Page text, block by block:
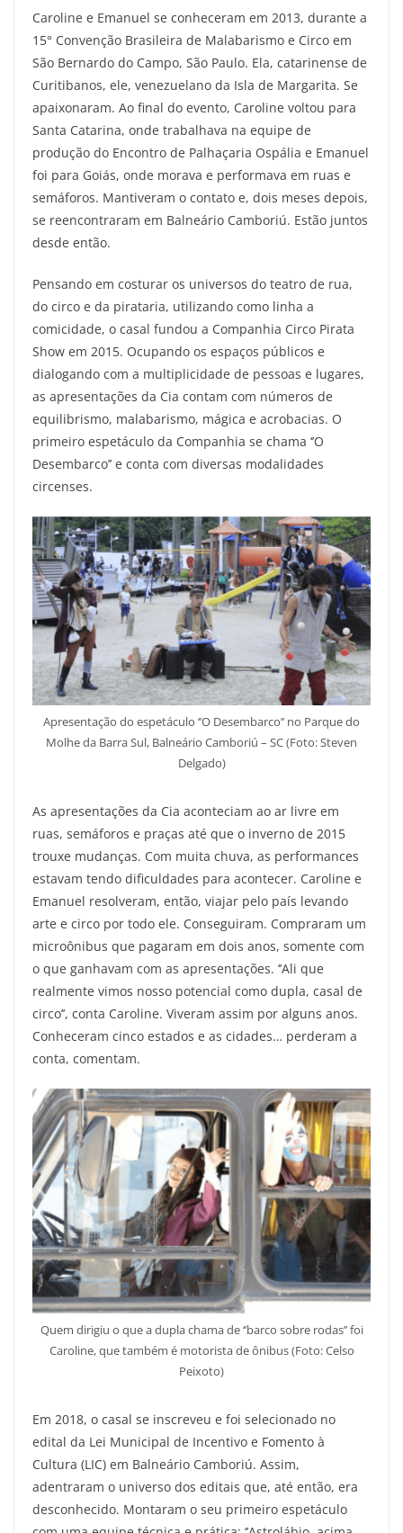
Caroline e Emanuel se conheceram em 2013, durante a
15° Convenção Brasileira de Malabarismo e Circo em
São Bernardo do Campo, São Paulo. Ela, catarinense de
Curitibanos, ele, venezuelano da Isla de Margarita. Se
apaixonaram. Ao final do evento, Caroline voltou para
Santa Catarina, onde trabalhava na equipe de
produção do Encontro de Palhaçaria Ospália e Emanuel
foi para Goiás, onde morava e performava em ruas e
semáforos. Mantiveram o contato e, dois meses depois,
se reencontraram em Balneário Camboriú. Estão juntos
desde então.
Pensando em costurar os universos do teatro de rua,
do circo e da pirataria, utilizando como linha a
comicidade, o casal fundou a Companhia Circo Pirata
Show em 2015. Ocupando os espaços públicos e
dialogando com a multiplicidade de pessoas e lugares,
as apresentações da Cia contam com números de
equilibrismo, malabarismo, mágica e acrobacias. O
primeiro espetáculo da Companhia se chama ‘’O
Desembarco’’ e conta com diversas modalidades
circenses.
Apresentação do espetáculo ‘’O Desembarco’’ no Parque do
Molhe da Barra Sul, Balneário Camboriú – SC (Foto: Steven
Delgado)
As apresentações da Cia aconteciam ao ar livre em
ruas, semáforos e praças até que o inverno de 2015
trouxe mudanças. Com muita chuva, as performances
estavam tendo dificuldades para acontecer. Caroline e
Emanuel resolveram, então, viajar pelo país levando
arte e circo por todo ele. Conseguiram. Compraram um
microônibus que pagaram em dois anos, somente com
o que ganhavam com as apresentações. ‘’Ali que
realmente vimos nosso potencial como dupla, casal de
circo’’, conta Caroline. Viveram assim por alguns anos.
Conheceram cinco estados e as cidades… perderam a
conta, comentam.
Quem dirigiu o que a dupla chama de ‘’barco sobre rodas’’ foi
Caroline, que também é motorista de ônibus (Foto: Celso
Peixoto)
Em 2018, o casal se inscreveu e foi selecionado no
edital da Lei Municipal de Incentivo e Fomento à
Cultura (LIC) em Balneário Camboriú. Assim,
adentraram o universo dos editais que, até então, era
desconhecido. Montaram o seu primeiro espetáculo